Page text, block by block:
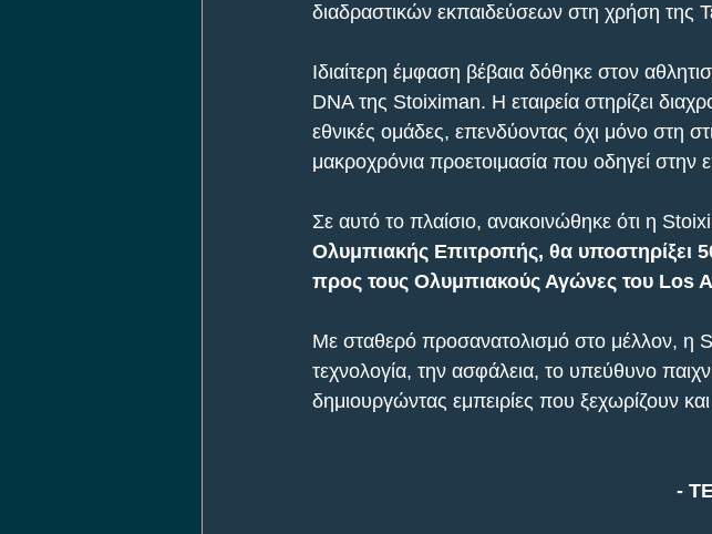
διαδραστικών εκπαιδεύσεων στη χρήση της
Ιδιαίτερη έμφαση βέβαια δόθηκε στον
DNA της Stoiximan. Η εταιρεία στηρίζει
εθνικές ομάδες, επενδύοντας όχι μόνο στη
μακροχρόνια προετοιμασία που οδηγεί στην
Σε αυτό το πλαίσιο, ανακοινώθηκε ότι η
Ολυμπιακής Επιτροπής, θα υποστηρίξει
προς τους Ολυμπιακούς Αγώνες του Los
Με σταθερό προσανατολισμό στο μέλλον, η
τεχνολογία, την ασφάλεια, το υπεύθυνο
δημιουργώντας εμπειρίες που ξεχωρίζουν
-